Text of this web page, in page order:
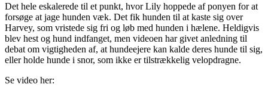
Det hele eskalerede til et punkt, hvor Lily hoppede af ponyen for at
forsøge at jage hunden væk. Det fik hunden til at kaste sig over
Harvey, som vristede sig fri og løb med hunden i hælene. Heldigvis
blev hest og hund indfanget, men videoen har givet anledning til
debat om vigtigheden af, at hundeejere kan kalde deres hunde til sig,
eller holde hunde i snor, som ikke er tilstrækkelig velopdragne.
Se video her: